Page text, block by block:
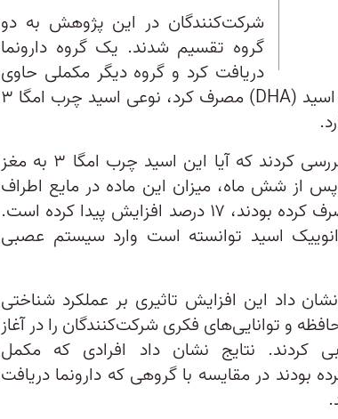
شرکت‌کنندگان در این پژوهش به دو
گروه تقسیم شدند. یک گروه دارونما
دریافت کرد و گروه دیگر مکملی حاوی
۲۰۰۰ میلی‌گرم دوکوزاهگزانوییک اسید (DHA) مصرف کرد‌، نوعی اسید چرب امگا ۳
در مرحله نخست، پژوهشگران بررسی کردند که آیا این اسید چرب امگا ۳ به مغز
از شش ماه، میزان این ماده در مایع اطراف
مغز و نخاع افرادی که مکمل مصرف کرده بودند، ۱۷ درصد افزایش پیدا کرده است.
اسید توانسته است وارد سیستم عصبی
داد این افزایش تاثیری بر عملکرد شناختی
و توانایی‌های فکری شرکت‌کنندگان را در آغاز
کردند. نتایج نشان داد افرادی که مکمل
بودند در مقایسه با گروهی که دارونما دریافت